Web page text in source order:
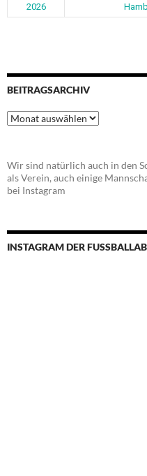
2026
BEITRAGSARCHIV
Beitragsarchiv
Wir sind natürlich auch in den
als Verein, auch einige
bei Instagram
INSTAGRAM DER